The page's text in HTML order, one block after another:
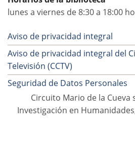
lunes a viernes de 8:30 a 18:00
Aviso de privacidad integral
Aviso de privacidad integral del
Televisión (CCTV)
Seguridad de Datos Personales
Circuito Mario de la Cueva
Investigación en